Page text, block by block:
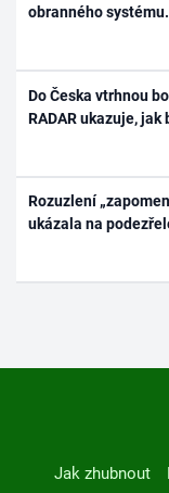
obranného
Do Česka vtrhnou
RADAR ukazuje, jak
Rozuzlení
ukázala na
Jak zhubnout